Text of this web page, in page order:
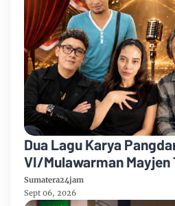
Dua Lagu Karya
VI/Mulawarman Mayjen
Pramono Jadi Ikon
HUT Ke-81 RI
Sumatera24jam
Sept 06, 2026